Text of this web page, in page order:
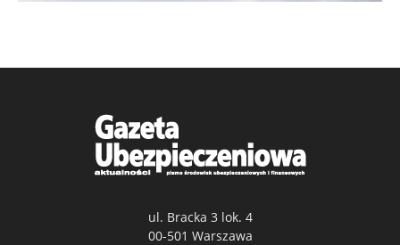
ul. Bracka 3 lok. 4
00-501 Warszawa